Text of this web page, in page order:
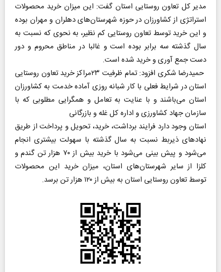
مدیر کل تعاون روستایی استان گفت: این میزان خرید محصولات
استراتژی از کشاورزان در حوزه شهرستان‌های دهلران و مهران بوده
و این خرید توسط تعاون روستایی کم نظیر، به نحوی که نسبت به
سال گذشته سه برابر بوده است و غالبا در مناطق محروم و دور
دست جمع آوری و خرید شده است.
حمیدرضا شکری افزود: تمام ظرفیت ۲۳مراکز خرید تعاون روستایی
استان در شرایط فعلی با کار شبانه روزی آماده خدمت به کشاورزان
استان می‌باشند و با عنایت به تعامل و همگرایی مطلوبی که با
سازمان جهاد کشاورزی و اداره کل غله و بازرگانی
استان وجود دارد فرایند برداشت، خرید، تحویل و پرداخت از طریق
نهاد‌های ذیربط نسبت به سال گذشته با سهولت بیشتری انجام
می‌شود و پیش بینی می‌شود با خرید بیش از ۷۰ هزار تن گندم و
کلزا از سایر شهرستان‌های استان، میزان خرید این محصولات
توسط تعاون روستایی استان به بیش از ۱۲۰ هزار تن برسد.